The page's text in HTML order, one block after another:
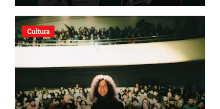
Cultura